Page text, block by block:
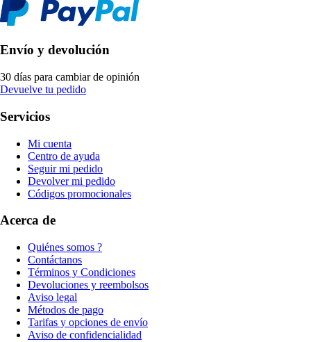
Envío y devolución
30 días para cambiar de opinión
Devuelve tu pedido
Servicios
Mi cuenta
Centro de ayuda
Seguir mi pedido
Devolver mi pedido
Códigos promocionales
Acerca de
Quiénes somos ?
Contáctanos
Términos y Condiciones
Devoluciones y reembolsos
Aviso legal
Métodos de pago
Tarifas y opciones de envío
Aviso de confidencialidad